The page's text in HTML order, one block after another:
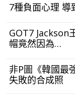
7種負面心理 導
GOT7
帽竟然因為…
非P圖《韓國最
失敗的合成照